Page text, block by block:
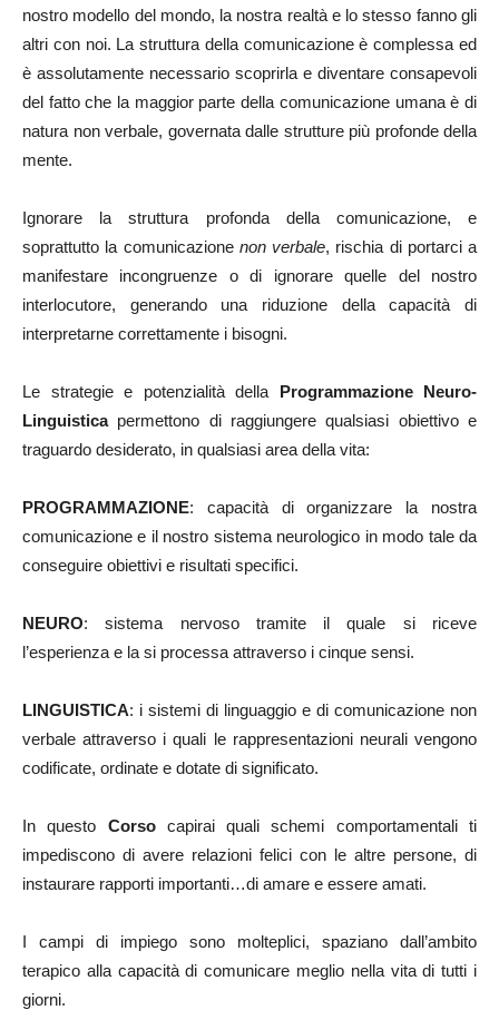
nostro modello del mondo, la nostra realtà e lo stesso fanno gli
altri con noi. La struttura della comunicazione è complessa ed
è assolutamente necessario scoprirla e diventare consapevoli
del fatto che la maggior parte della comunicazione umana è di
natura non verbale, governata dalle strutture più profonde della
mente.
Ignorare la struttura profonda della comunicazione, e
soprattutto la comunicazione non verbale, rischia di portarci a
manifestare incongruenze o di ignorare quelle del nostro
interlocutore, generando una riduzione della capacità di
interpretarne correttamente i bisogni.
Le strategie e potenzialità della Programmazione Neuro-
Linguisticapermettono di raggiungere qualsiasi obiettivo e
traguardo desiderato, in qualsiasi area della vita:
PROGRAMMAZIONE: capacità di organizzare la nostra
comunicazione e il nostro sistema neurologico in modo tale da
conseguire obiettivi e risultati specifici.
NEURO: sistema nervoso tramite il quale si riceve
l’esperienza e la si processa attraverso i cinque sensi.
LINGUISTICA: i sistemi di linguaggio e di comunicazione non
verbale attraverso i quali le rappresentazioni neurali vengono
codificate, ordinate e dotate di significato.
In questo Corsocapirai quali schemi comportamentali ti
impediscono di avere relazioni felici con le altre persone, di
instaurare rapporti importanti…di amare e essere amati.
I campi di impiego sono molteplici, spaziano dall’ambito
terapico alla capacità di comunicare meglio nella vita di tutti i
giorni.